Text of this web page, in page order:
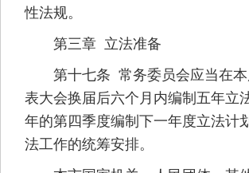
性法规。
第三章 立法准备
第十七条 常务委员会应当在本
表大会换届后六个月内编制五年立
年的第四季度编制下一年度立法计
法工作的统筹安排。